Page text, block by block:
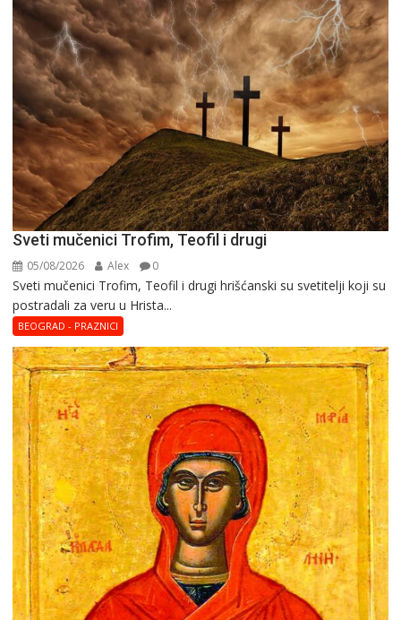
Sveti mučenici Trofim, Teofil i drugi
05/08/2026 Alex 0
Sveti mučenici Trofim, Teofil i drugi hrišćanski su svetitelji koji su
postradali za veru u Hrista...
BEOGRAD - PRAZNICI